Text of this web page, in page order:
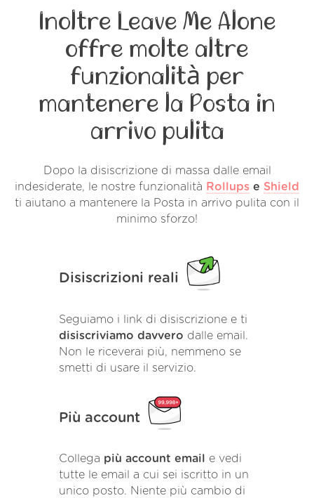
Inoltre Leave Me Alone
offre molte altre
funzionalità per
mantenere la Posta in
arrivo pulita
Dopo la disiscrizione di massa dalle email
indesiderate, le nostre funzionalità Rollups e Shield
ti aiutano a mantenere la Posta in arrivo pulita con il
minimo sforzo!
Disiscrizioni reali
Seguiamo i link di disiscrizione e ti
disiscriviamo davvero dalle email.
Non le riceverai più, nemmeno se
smetti di usare il servizio.
Più account
Collega più account email e vedi
tutte le email a cui sei iscritto in un
unico posto. Niente più cambio di